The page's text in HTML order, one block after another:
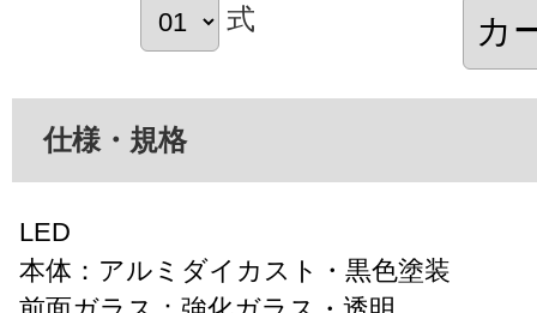
式
仕様・規格
LED
本体：アルミダイカスト・黒色塗装